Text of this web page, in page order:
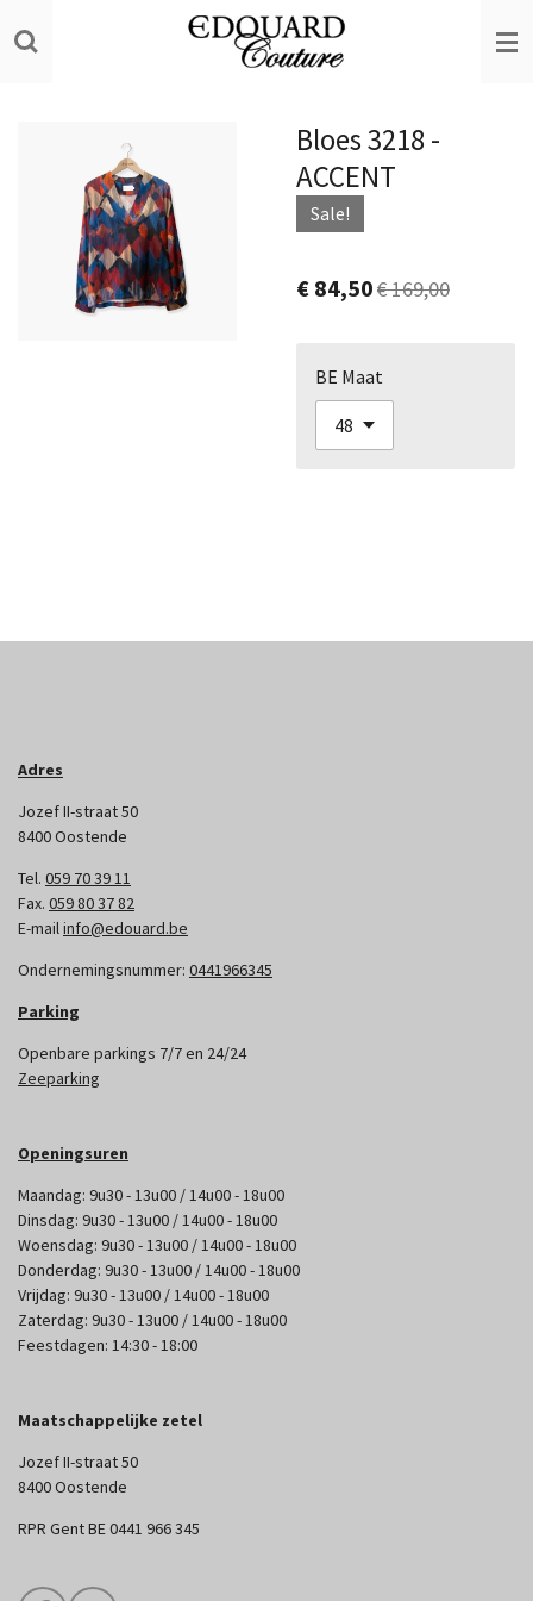
direct
hoofdinhoud
Bloes 3218 -
ACCENT
Sale!
€ 84,50€ 169,00
BE Maat
Adres
Jozef II-straat 50
8400 Oostende
Tel. 059 70 39 11
Fax. 059 80 37 82
E-mailinfo@edouard.be
Ondernemingsnummer: 0441966345
Parking
Openbare parkings 7/7 en 24/24
Zeeparking
Openingsuren
Maandag: 9u30 - 13u00 / 14u00 - 18u00
Dinsdag: 9u30 - 13u00 / 14u00 - 18u00
Woensdag: 9u30 - 13u00 / 14u00 - 18u00
Donderdag: 9u30 - 13u00 / 14u00 - 18u00
Vrijdag: 9u30 - 13u00 / 14u00 - 18u00
Zaterdag: 9u30 - 13u00 / 14u00 - 18u00
Feestdagen: 14:30 - 18:00
Maatschappelijke zetel
Jozef II-straat 50
8400 Oostende
RPR Gent BE 0441 966 345